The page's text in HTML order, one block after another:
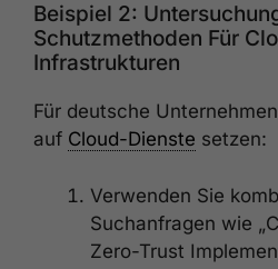
Beispiel 2:
Schutzmethoden Für
Infrastrukturen
Für deutsche
auf Cloud-Dienste setzen:
Verwenden Sie
Suchanfragen wie
Zero-Trust